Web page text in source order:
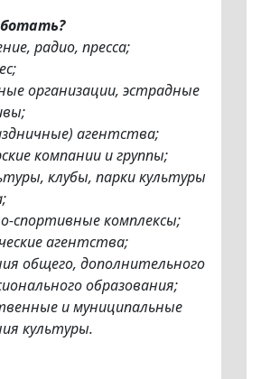
радио, пресса;
организации, эстрадные
агентства;
компании и группы;
клубы, парки культуры
спортивные комплексы;
агентства;
общего, дополнительного
образования;
и муниципальные
культуры.